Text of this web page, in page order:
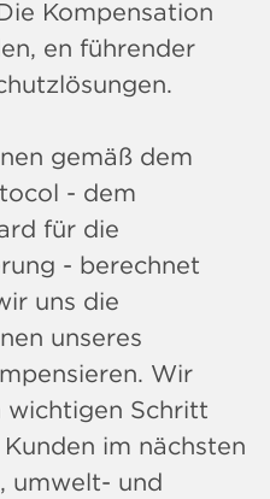
Kompensation
en führender
gemäß dem
- dem
für die
- berechnet
uns die
unseres
Wir
wichtigen Schritt
im nächsten
umwelt- und